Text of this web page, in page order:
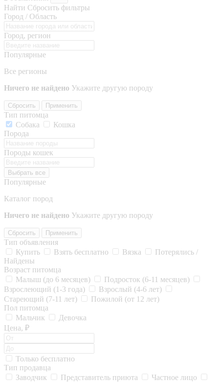
Найти Сбросить фильтры
Город / Область
Город, регион
Популярные
Все регионы
Ничего не найдено Укажите другую породу
Сбросить Применить
Тип питомца
Собака
Кошка
Порода
Породы кошек
Выбрать все
Популярные
Каталог пород
Ничего не найдено Укажите другую породу
Сбросить Применить
Тип объявления
Купить
Взять бесплатно Вязка
Потерялись /
Найдены
Возраст питомца
Малыш (до 6 месяцев)
Подросток (6-11 месяцев)
Взрослеющий (1-3 года)
Взрослый (4-6 лет)
Стареющий (7-11 лет)
Пожилой (от 12 лет)
Пол питомца
Мальчик
Девочка
Цена, ₽
Только бесплатно
Тип продавца
Заводчик
Представитель приюта
Частное лицо